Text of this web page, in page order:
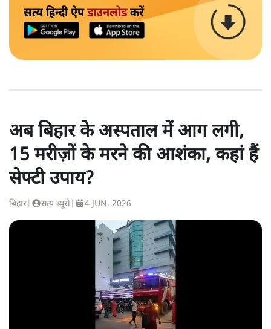
सत्य हिन्दी ऐपडाउनलोडकरें
अब बिहार के अस्पताल में आग लगी,
15 मरीज़ों के मरने की आशंका, कहां हैं
सेफ्टी उपाय?
बिहार सत्य ब्यूरो 4 JUN, 2026